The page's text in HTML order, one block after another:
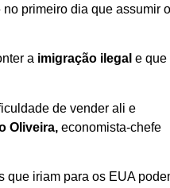
primeiro dia que assumir
a imigração ilegal e que
de vender ali e
Oliveira, economista-chefe
que iriam para os EUA